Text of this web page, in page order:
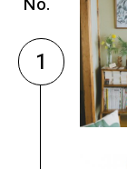
1